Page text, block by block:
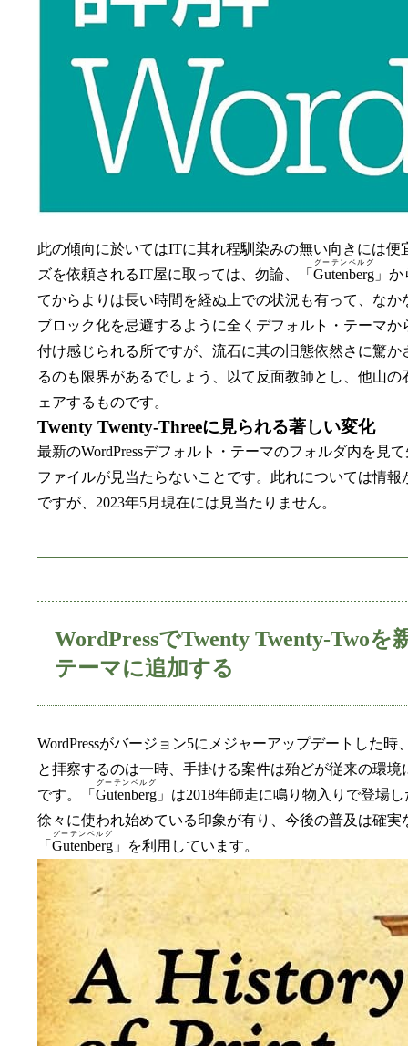
此の傾向に於いてはITに其れ程馴染みの無い向きには
ズを依頼されるIT屋に取っては、勿論、「 Gutenberg
グーテンベルグ
」か
てからよりは長い時間を経ぬ上での状況も有って、な
ブロック化を忌避するように全くデフォルト・テーマ
付け感じられる所ですが、流石に其の旧態依然さに驚
るのも限界があるでしょう、以て反面教師とし、他山
ェアするものです。
Twenty Twenty-Threeに見られる著しい変化
最新のWordPressデフォルト・テーマのフォルダ内を見
ファイルが見当たらないことです。此れについては情
ですが、2023年5月現在には見当たりません。
WordPressでTwenty Twenty-Two
テーマに追加する
WordPressがバージョン5にメジャーアップデートした時
と拝察するのは一時、手掛ける案件は殆どが従来の環境
です。「 Gutenberg
グーテンベルグ
」は2018年師走に鳴り物入りで登場
徐々に使われ始めている印象が有り、今後の普及は確
「 Gutenberg
グーテンベルグ
」を利用しています。